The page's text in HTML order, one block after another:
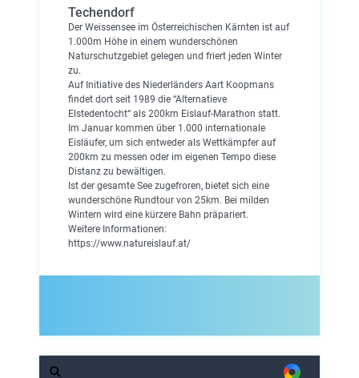
Techendorf
Der Weissensee im Österreichischen Kärnten ist auf
1.000m Höhe in einem wunderschönen
Naturschutzgebiet gelegen und friert jeden Winter
zu.
Auf Initiative des Niederländers Aart Koopmans
findet dort seit 1989 die “Alternatieve
Elstedentocht“ als 200km Eislauf-Marathon statt.
Im Januar kommen über 1.000 internationale
Eisläufer, um sich entweder als Wettkämpfer auf
200km zu messen oder im eigenen Tempo diese
Distanz zu bewältigen.
Ist der gesamte See zugefroren, bietet sich eine
wunderschöne Rundtour von 25km. Bei milden
Wintern wird eine kürzere Bahn präpariert.
Weitere Informationen:
https://www.natureislauf.at/